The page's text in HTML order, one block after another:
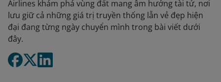
Airlines khám phá vùng đất mang âm hưởng tài tử, nơi
lưu giữ cả những giá trị truyền thống lẫn vẻ đẹp hiện
đại đang từng ngày chuyển mình trong bài viết dưới
đây.